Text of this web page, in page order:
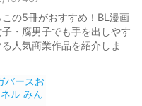
の5冊がおすすめ！BL漫画
・腐男子でも手を出しやす
人気商業作品を紹介しま